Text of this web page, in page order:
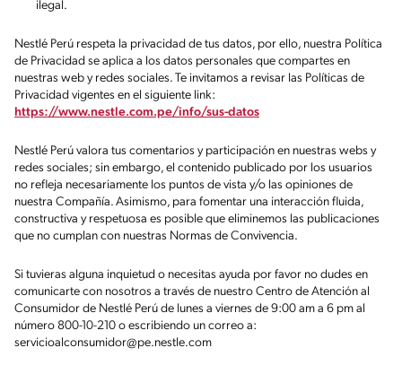
ilegal.
Nestlé Perú respeta la privacidad de tus datos, por ello, nuestra Política
de Privacidad se aplica a los datos personales que compartes en
nuestras web y redes sociales. Te invitamos a revisar las Políticas de
Privacidad vigentes en el siguiente link:
https://www.nestle.com.pe/info/sus-datos
Nestlé Perú valora tus comentarios y participación en nuestras webs y
redes sociales; sin embargo, el contenido publicado por los usuarios
no refleja necesariamente los puntos de vista y/o las opiniones de
nuestra Compañía. Asimismo, para fomentar una interacción fluida,
constructiva y respetuosa es posible que eliminemos las publicaciones
que no cumplan con nuestras Normas de Convivencia.
Si tuvieras alguna inquietud o necesitas ayuda por favor no dudes en
comunicarte con nosotros a través de nuestro Centro de Atención al
Consumidor de Nestlé Perú de lunes a viernes de 9:00 am a 6 pm al
número 800-10-210 o escribiendo un correo a:
servicioalconsumidor@pe.nestle.com